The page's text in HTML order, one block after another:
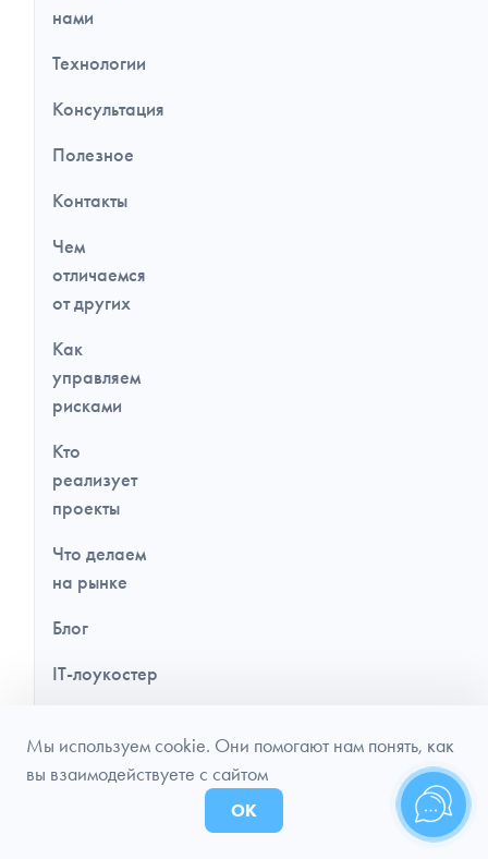
нами
Технологии
Консультация
Полезное
Контакты
Чем
отличаемся
от других
Как
управляем
рисками
Кто
реализует
проекты
Что делаем
на рынке
Блог
IT-лоукостер
на React
Мы используем cookie. Они помогают нам понять, как
вы взаимодействуете с сайтом
ОК